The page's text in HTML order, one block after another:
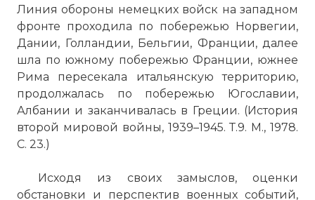
Линия обороны немецких войск на западном
фронте проходила по побережью Норвегии,
Дании, Голландии, Бельгии, Франции, далее
шла по южному побережью Франции, южнее
Рима пересекала итальянскую территорию,
продолжалась по побережью Югославии,
Албании и заканчивалась в Греции. (История
второй мировой войны, 1939–1945. Т.9. М., 1978.
С. 23.)
Исходя из своих замыслов, оценки
обстановки и перспектив военных событий,